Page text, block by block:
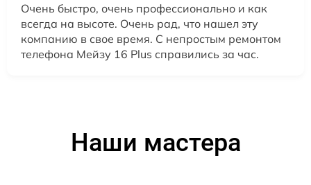
Очень быстро, очень профессионально и как
всегда на высоте. Очень рад, что нашел эту
компанию в свое время. С непростым ремонтом
телефона Мейзу 16 Plus справились за час.
Наши мастера